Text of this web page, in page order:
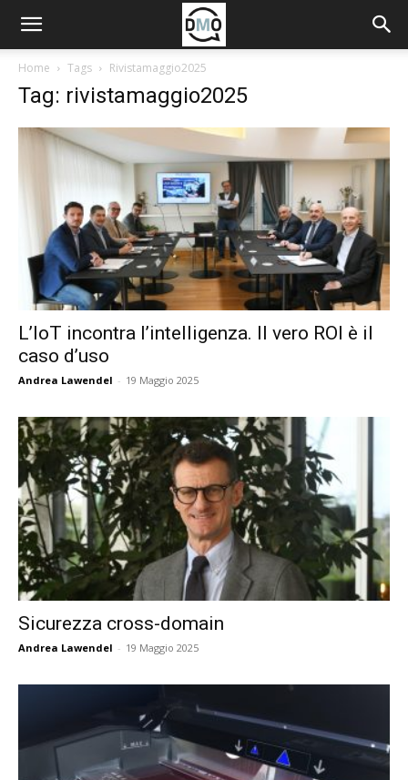
Home Tags Rivistamaggio2025
Tag: rivistamaggio2025
L’IoT incontra l’intelligenza. Il vero ROI è il
caso d’uso
Andrea Lawendel - 19 Maggio 2025
Sicurezza cross-domain
Andrea Lawendel - 19 Maggio 2025